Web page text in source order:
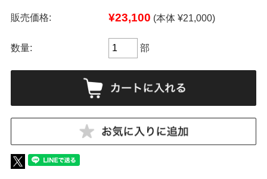
販売価格: ¥23,100 (本体 ¥21,000)
数量: 部